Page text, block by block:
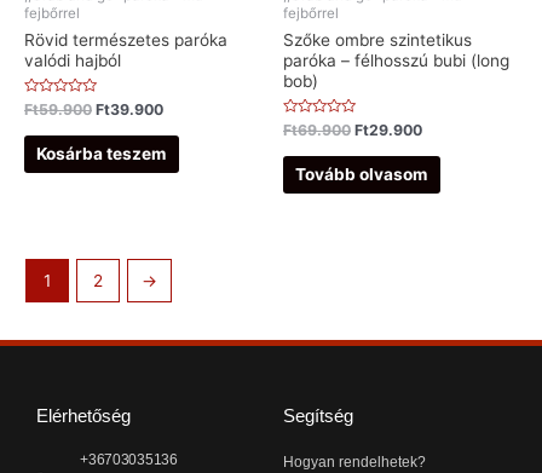
fejbőrrel
Rövid természetes paróka
valódi hajból
Értékelés:
0
/
Ft59.900 Ft39.900
Kosárba teszem
fejbőrrel
Szőke ombre szintetikus
paróka – félhosszú bubi (long
bob)
Értékelés:
0
/
Ft69.900 Ft29.900
Tovább olvasom
1 2 →
Elérhetőség
+36703035136
Segítség
Hogyan rendelhetek?